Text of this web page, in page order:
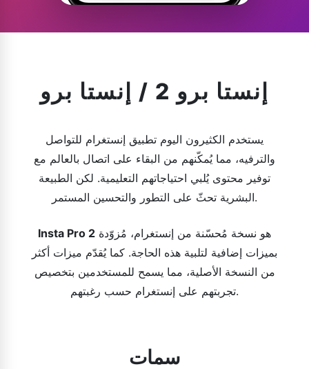
إنستا برو 2 / إنستا برو
يستخدم الكثيرون اليوم تطبيق إنستغرام للتواصل
والترفيه، مما يُمكّنهم من البقاء على اتصال بالعالم مع
توفير محتوى يُلبي احتياجاتهم التعليمية. لكن الطبيعة
البشرية تحثّ على التطور والتحسين المستمر.
Insta Pro 2
بميزات إضافية لتلبية هذه الحاجة. كما يُقدّم ميزات أكثر
من النسخة الأصلية، مما يسمح للمستخدمين بتخصيص
تجربتهم على إنستغرام حسب رغبتهم.
سمات